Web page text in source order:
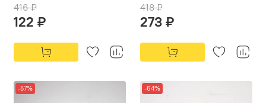
416 ₽
122 ₽
418 ₽
273 ₽
-57% -64%